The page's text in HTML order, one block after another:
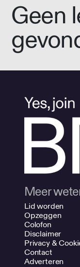
Geen
Meer
Lid worden
Opzeggen
Colofon
Disclaimer
Privacy &
Contact
Adverteren